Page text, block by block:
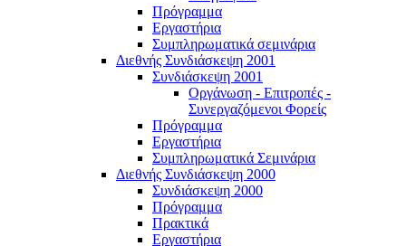
Πρόγραμμα
Εργαστήρια
Συμπληρωματικά σεμινάρια
Διεθνής Συνδιάσκεψη 2001
Συνδιάσκεψη 2001
Οργάνωση - Επιτροπές -
Συνεργαζόμενοι Φορείς
Πρόγραμμα
Εργαστήρια
Συμπληρωματικά Σεμινάρια
Διεθνής Συνδιάσκεψη 2000
Συνδιάσκεψη 2000
Πρόγραμμα
Πρακτικά
Εργαστήρια